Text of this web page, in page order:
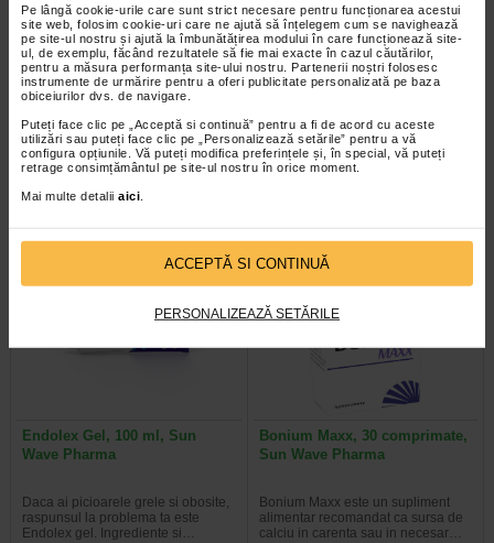
Pe lângă cookie-urile care sunt strict necesare pentru funcționarea acestui
site web, folosim cookie-uri care ne ajută să înțelegem cum se navighează
pe site-ul nostru și ajută la îmbunătățirea modului în care funcționează site-
ul, de exemplu, făcând rezultatele să fie mai exacte în cazul căutărilor,
pentru a măsura performanța site-ului nostru. Partenerii noștri folosesc
instrumente de urmărire pentru a oferi publicitate personalizată pe baza
obiceiurilor dvs. de navigare.
Puteți face clic pe „Acceptă si continuă” pentru a fi de acord cu aceste
utilizări sau puteți face clic pe „Personalizează setările” pentru a vă
configura opțiunile. Vă puteți modifica preferințele și, în special, vă puteți
retrage consimțământul pe site-ul nostru în orice moment.
Mai multe detalii aici
ACCEPTĂ SI CONTINUĂ
PERSONALIZEAZĂ SETĂRILE
Magnosun, 30 tablete, Sun
Wave Pharma
Magnosun® este un supliment
alimentar care asigura
suplimentarea cu magneziu, in…
Procor T, 30 capsule, Sun
Wave Pharma
Conceput pentru a sustine eficient
functia tiroidiana. Ingrediente si
proprietati Mio-inozitol; Capsula…
Endolex Gel, 100 ml, Sun
Wave Pharma
Daca ai picioarele grele si obosite,
raspunsul la problema ta este
Endolex gel. Ingrediente si…
Bonium Maxx, 30 comprimate,
Sun Wave Pharma
Bonium Maxx este un supliment
alimentar recomandat ca sursa de
calciu in carenta sau in necesar…